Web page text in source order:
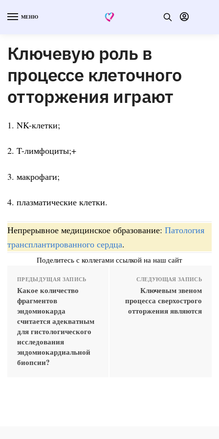
МЕНЮ
Ключевую роль в
процессе клеточного
отторжения играют
1. NK-клетки;
2. T-лимфоциты;+
3. макрофаги;
4. плазматические клетки.
Непрерывное медицинское образование: Патология
трансплантированного сердца.
Поделитесь с коллегами ссылкой на наш сайт
ПРЕДЫДУЩАЯ ЗАПИСЬ
Какое количество
фрагментов
эндомиокарда
считается адекватным
для гистологического
исследования
эндомиокардиальной
биопсии?
СЛЕДУЮЩАЯ ЗАПИСЬ
Ключевым звеном
процесса сверхострого
отторжения являются